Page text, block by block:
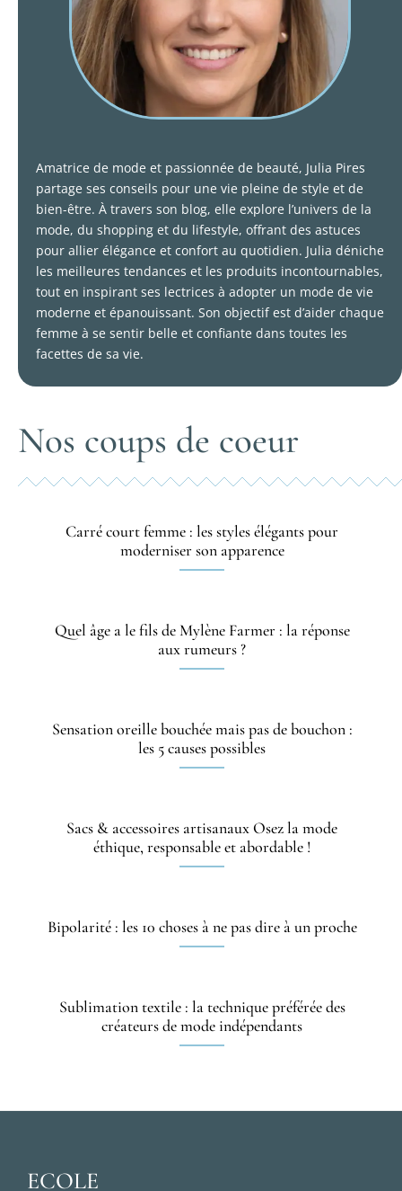
Amatrice de mode et passionnée de beauté, Julia Pires
partage ses conseils pour une vie pleine de style et de
bien-être. À travers son blog, elle explore l’univers de la
mode, du shopping et du lifestyle, offrant des astuces
pour allier élégance et confort au quotidien. Julia déniche
les meilleures tendances et les produits incontournables,
tout en inspirant ses lectrices à adopter un mode de vie
moderne et épanouissant. Son objectif est d’aider chaque
femme à se sentir belle et confiante dans toutes les
facettes de sa vie.
Nos coups de coeur
Carré court femme : les styles élégants pour
moderniser son apparence
Quel âge a le fils de Mylène Farmer : la réponse
aux rumeurs ?
Sensation oreille bouchée mais pas de bouchon :
les 5 causes possibles
Sacs & accessoires artisanaux Osez la mode
éthique, responsable et abordable !
Bipolarité : les 10 choses à ne pas dire à un proche
Sublimation textile : la technique préférée des
créateurs de mode indépendants
ECOLE